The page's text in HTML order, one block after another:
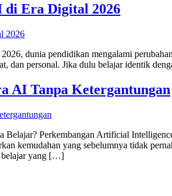
di Era Digital 2026
dunia pendidikan mengalami
dan personal. Jika dulu belajar identik
AI Tanpa Ketergantungan
Perkembangan Artificial
kemudahan yang sebelumnya tidak
belajar yang […]